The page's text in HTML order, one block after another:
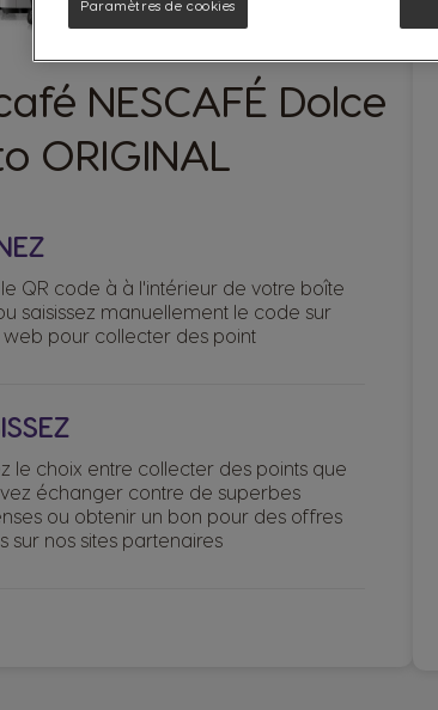
NESCAFÉ Dolce
ORIGINAL
QR code à à l'intérieur de votre boîte
saisissez manuellement le code sur
web pour collecter des point
le choix entre collecter des points que
échanger contre de superbes
ou obtenir un bon pour des offres
sur nos sites partenaires
Paramètres de cookies